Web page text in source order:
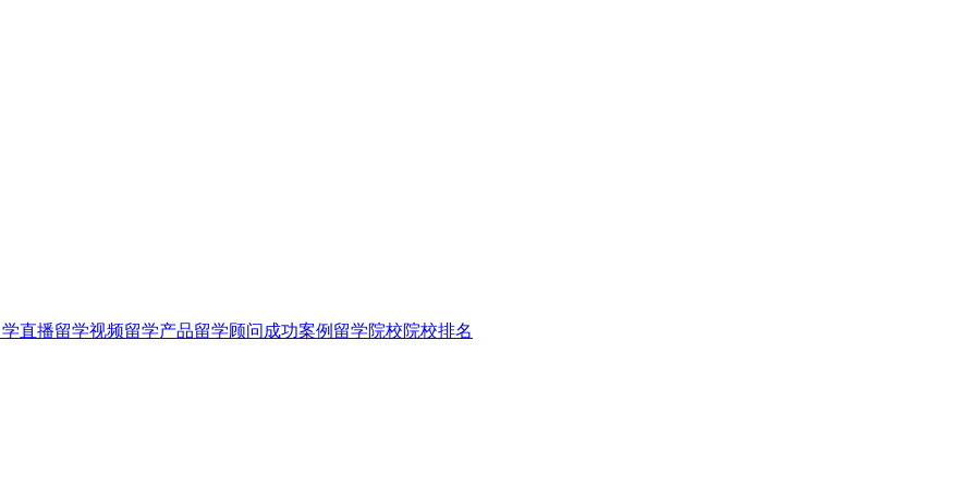
直播留学视频留学产品留学顾问 成功案例 留学院校院校排名